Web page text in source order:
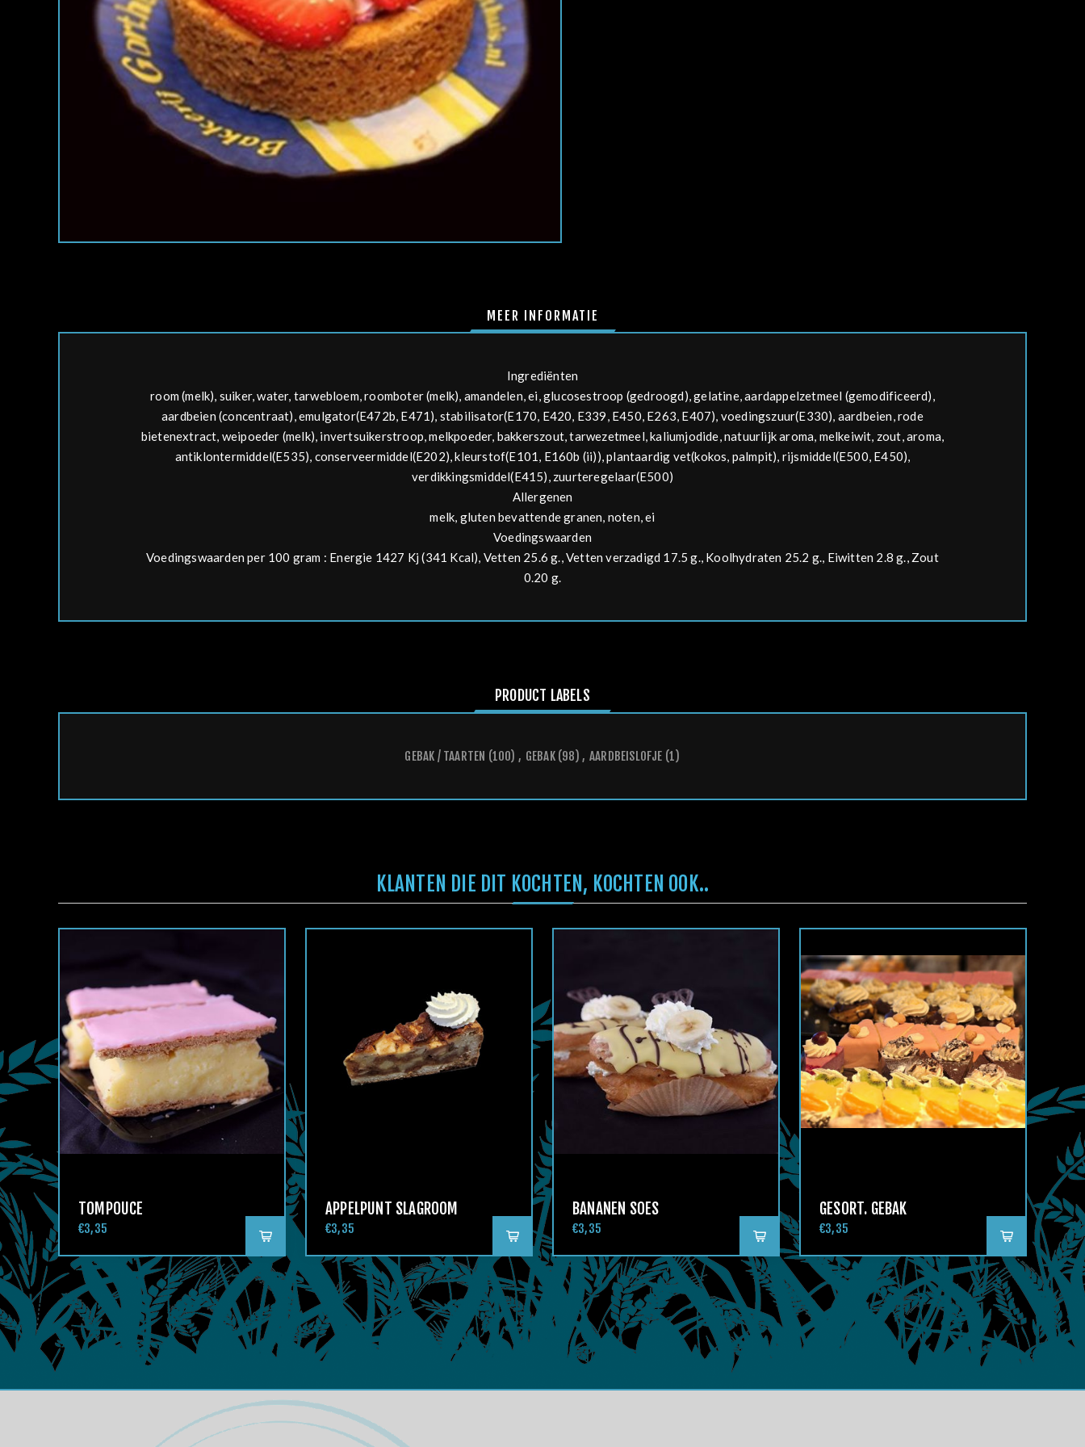
MEER INFORMATIE
Ingrediënten
room (melk), suiker, water, tarwebloem, roomboter (melk), amandelen,ei, glucosestroop (gedroogd), gelatine, aardappelzetmeel (gemodificeerd),
aardbeien (concentraat), emulgator(E472b, E471), stabilisator(E170, E420, E339, E450, E263, E407), voedingszuur(E330), aardbeien, rode
bietenextract, weipoeder (melk), invertsuikerstroop,melkpoeder, bakkerszout,tarwezetmeel, kaliumjodide, natuurlijk aroma, melkeiwit, zout, aroma,
antiklontermiddel(E535), conserveermiddel(E202), kleurstof(E101, E160b (ii)), plantaardig vet(kokos, palmpit), rijsmiddel(E500, E450),
verdikkingsmiddel(E415), zuurteregelaar(E500)
Allergenen
melk, gluten bevattende granen, noten, ei
Voedingswaarden
Voedingswaarden per 100 gram : Energie 1427 Kj (341 Kcal), Vetten 25.6 g., Vetten verzadigd 17.5 g., Koolhydraten 25.2 g., Eiwitten 2.8 g., Zout
0.20 g.
PRODUCT LABELS
GEBAK / TAARTEN (100) , GEBAK (98) , AARDBEISLOFJE (1)
KLANTEN DIE DIT KOCHTEN, KOCHTEN OOK..
TOMPOUCE
€3,35
APPELPUNT SLAGROOM
€3,35
BANANEN SOES
€3,35
GESORT. GEBAK
€3,35